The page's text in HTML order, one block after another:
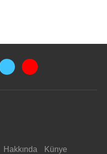
Hakkında Künye